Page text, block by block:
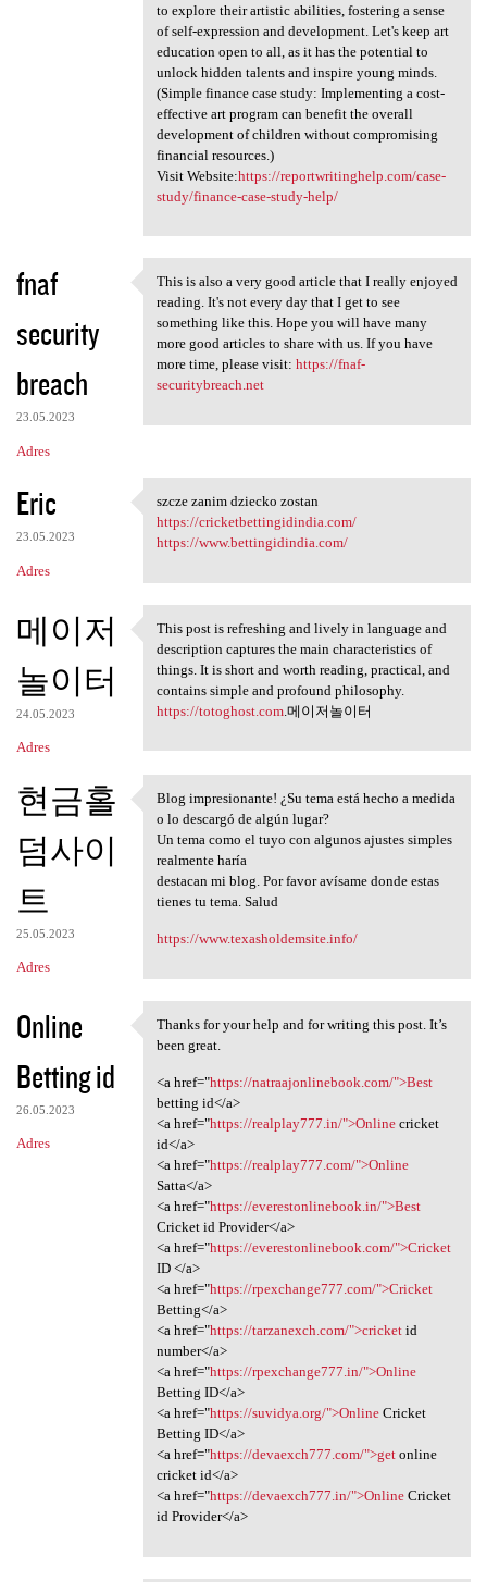
to explore their artistic abilities, fostering a sense
of self-expression and development. Let's keep art
education open to all, as it has the potential to
unlock hidden talents and inspire young minds.
(Simple finance case study: Implementing a cost-
effective art program can benefit the overall
development of children without compromising
financial resources.)
Visit Website:https://reportwritinghelp.com/case-
study/finance-case-study-help/
fnaf
security
breach
23.05.2023
Adres
This is also a very good
This is also a very good article that I really enjoyed
reading. It's not every day that I get to see
something like this. Hope you will have many
more good articles to share with us. If you have
more time, please visit: https://fnaf-
securitybreach.net
Eric
23.05.2023
Adres
szcze zanim dziecko zostan
szcze zanim dziecko zostan
https://cricketbettingidindia.com/
https://www.bettingidindia.com/
메이저
놀이터
24.05.2023
Adres
This post is refreshing and
This post is refreshing and lively in language and
description captures the main characteristics of
things. It is short and worth reading, practical, and
contains simple and profound philosophy.
https://totoghost.com.메이저놀이터
현금홀
덤사이
트
25.05.2023
Adres
Blog impresionante! ¿Su tema
Blog impresionante! ¿Su tema está hecho a medida
o lo descargó de algún lugar?
Un tema como el tuyo con algunos ajustes simples
realmente haría
destacan mi blog. Por favor avísame donde estas
tienes tu tema. Salud
https://www.texasholdemsite.info/
Online
Betting id
26.05.2023
Adres
Thanks for your help and for
Thanks for your help and for writing this post. It’s
been great.
<a href="https://natraajonlinebook.com/">Best
betting id</a>
<a href="https://realplay777.in/">Onlinecricket
id</a>
<a href="https://realplay777.com/">Online
Satta</a>
<a href="https://everestonlinebook.in/">Best
Cricket id Provider</a>
<a href="https://everestonlinebook.com/">Cricket
ID </a>
<a href="https://rpexchange777.com/">Cricket
Betting</a>
<a href="https://tarzanexch.com/">cricketid
number</a>
<a href="https://rpexchange777.in/">Online
Betting ID</a>
<a href="https://suvidya.org/">OnlineCricket
Betting ID</a>
<a href="https://devaexch777.com/">getonline
cricket id</a>
<a href="https://devaexch777.in/">OnlineCricket
id Provider</a>